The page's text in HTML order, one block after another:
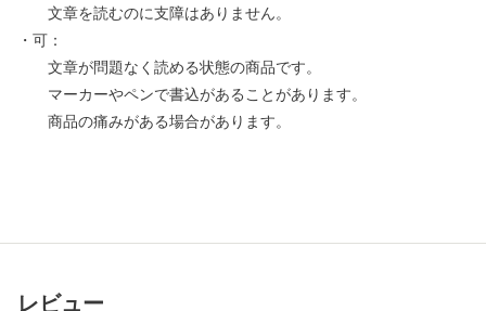
文章を読むのに支障はありません。
・可：
文章が問題なく読める状態の商品です。
マーカーやペンで書込があることがあります。
商品の痛みがある場合があります。
レビュー